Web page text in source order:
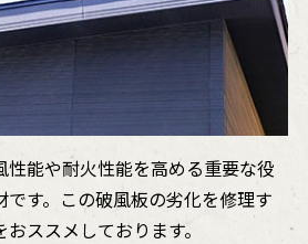
能や耐火性能を高める重要な役
す。この破風板の劣化を修理す
ススメしております。